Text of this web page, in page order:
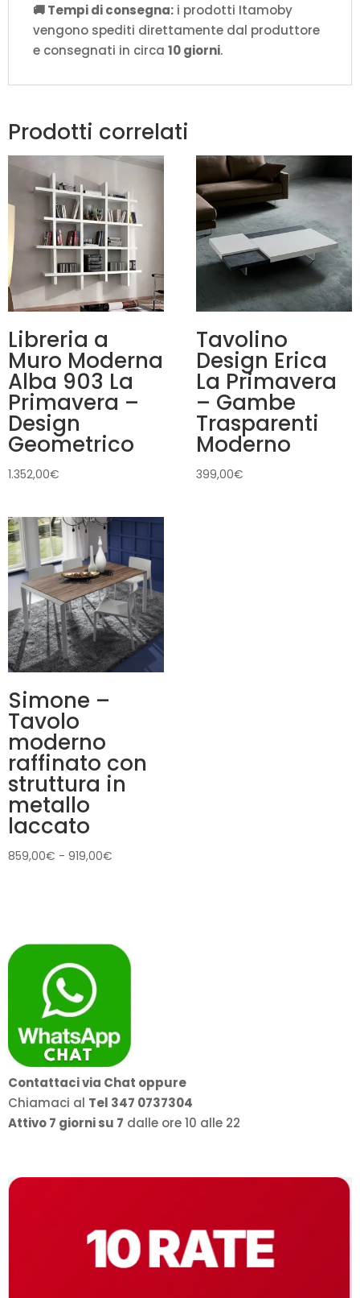
🚚 Tempi di consegna: i prodotti Itamoby
vengono spediti direttamente dal produttore
e consegnati in circa 10 giorni.
Prodotti correlati
Libreria a
Muro Moderna
Alba 903 La
Primavera –
Design
Geometrico
1.352,00€
Tavolino
Design Erica
La Primavera
– Gambe
Trasparenti
Moderno
399,00€
Simone –
Tavolo
moderno
raffinato con
struttura in
metallo
laccato
859,00€ - 919,00€
a
919,00€
Contattaci via Chat oppure
Chiamaci al Tel 347 0737304
Attivo 7 giorni su 7 dalle ore 10 alle 22